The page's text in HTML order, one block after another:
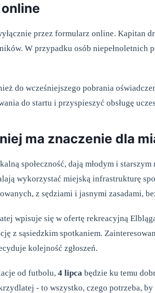
przez formularz online. Kapitan
W przypadku osób niepełnoletnich
do wcześniejszego pobrania
do startu i przyspieszyć obsługę
ma znaczenie dla
społeczność, dają młodym i
wykorzystać miejską infrastrukturę
z sędziami i jasnymi zasadami,
wpisuje się w ofertę rekreacyjną
z sąsiedzkim spotkaniem.
kolejność zgłoszeń.
od futbolu, 4 lipca będzie ku temu
- to wszystko, czego potrzeba,